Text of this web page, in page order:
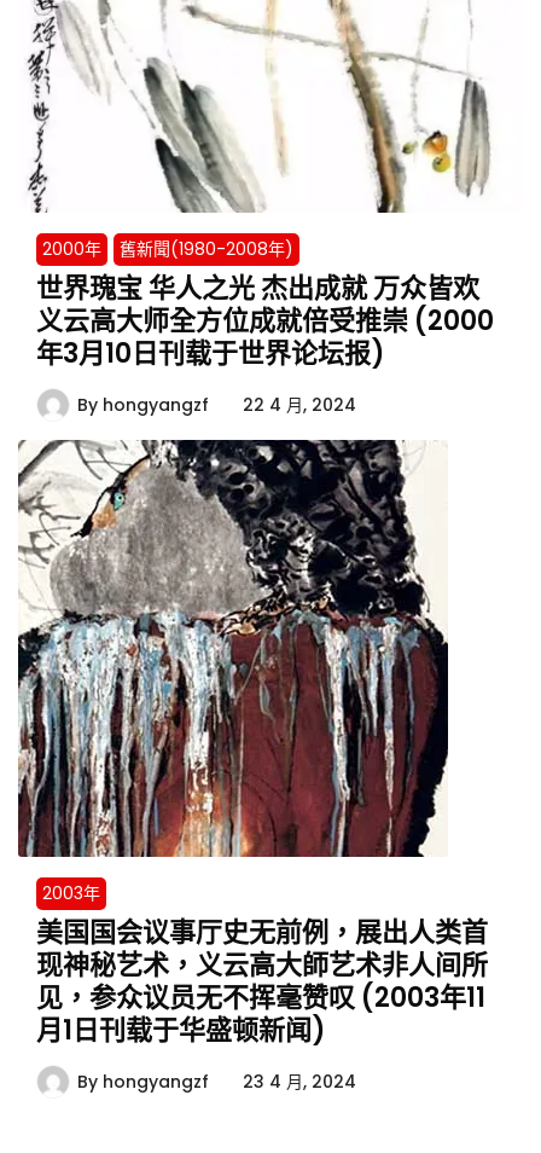
2000年 舊新聞(1980-2008年)
世界瑰宝 华人之光 杰出成就 万众皆欢
义云高大师全方位成就倍受推崇 (2000
年3月10日刊载于世界论坛报)
By hongyangzf 22 4 月, 2024
2003年
美国国会议事厅史无前例，展出人类首
现神秘艺术，义云高大師艺术非人间所
见，参众议员无不挥毫赞叹 (2003年11
月1日刊载于华盛顿新闻)
By hongyangzf 23 4 月, 2024